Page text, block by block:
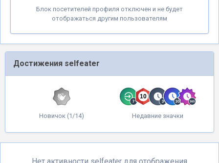
Блок посетителей профиля отключен и не будет
отображаться другим пользователям
Достижения selfeater
Новичок (1/14) Недавние значки